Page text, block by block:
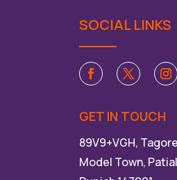
SOCIAL LINKS
GET IN TOUCH
89V9+VGH,
Model Town,